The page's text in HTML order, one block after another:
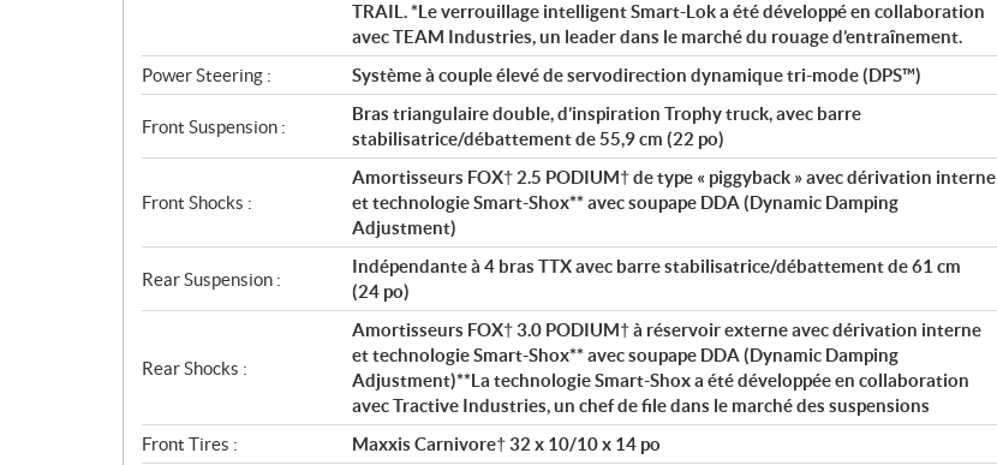
TRAIL. *Le verrouillage intelligent Smart-Lok a été développé en collaboration
avec TEAM Industries, un leader dans le marché du rouage d’entraînement.
Power Steering :
Système à couple élevé de servodirection dynamique tri-mode (DPS™)
Front Suspension :
Bras triangulaire double, d’inspiration Trophy truck, avec barre
stabilisatrice/débattement de 55,9 cm (22 po)
Front Shocks :
Amortisseurs FOX† 2.5 PODIUM† de type « piggyback » avec dérivation interne
et technologie Smart-Shox** avec soupape DDA (Dynamic Damping
Adjustment)
Rear Suspension :
Indépendante à 4 bras TTX avec barre stabilisatrice/débattement de 61 cm
(24 po)
Rear Shocks :
Amortisseurs FOX† 3.0 PODIUM† à réservoir externe avec dérivation interne
et technologie Smart-Shox** avec soupape DDA (Dynamic Damping
Adjustment)**La technologie Smart-Shox a été développée en collaboration
avec Tractive Industries, un chef de file dans le marché des suspensions
Front Tires :
Maxxis Carnivore† 32 x 10/10 x 14 po